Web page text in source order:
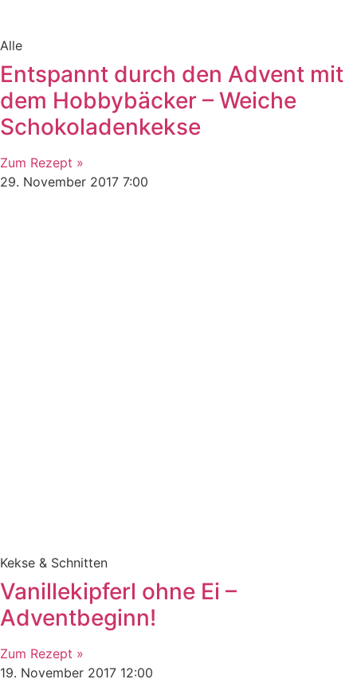
Alle
Entspannt durch den Advent mit
dem Hobbybäcker – Weiche
Schokoladenkekse
Zum Rezept »
29. November 2017 7:00
Kekse & Schnitten
Vanillekipferl ohne Ei –
Adventbeginn!
Zum Rezept »
19. November 2017 12:00